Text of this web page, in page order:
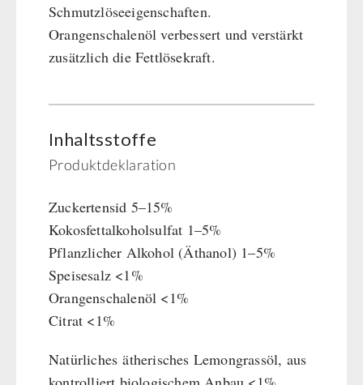
Schmutzlöseeigenschaften.
Orangenschalenöl verbessert und verstärkt
zusätzlich die Fettlösekraft.
Inhaltsstoffe
Produktdeklaration
Zuckertensid 5–15%
Kokosfettalkoholsulfat 1–5%
Pflanzlicher Alkohol (Äthanol) 1–5%
Speisesalz <1%
Orangenschalenöl <1%
Citrat <1%
Natürliches ätherisches Lemongrassöl, aus